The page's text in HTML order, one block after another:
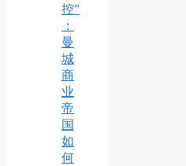
控”
：
曼
城
商
业
帝
国
如
何